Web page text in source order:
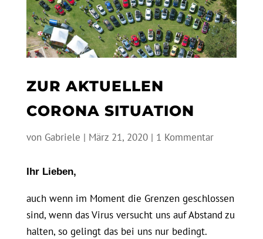
ZUR AKTUELLEN
CORONA SITUATION
von Gabriele | März 21, 2020| 1 Kommentar
Ihr Lieben,
auch wenn im Moment die Grenzen geschlossen
sind, wenn das Virus versucht uns auf Abstand zu
halten, so gelingt das bei uns nur bedingt.